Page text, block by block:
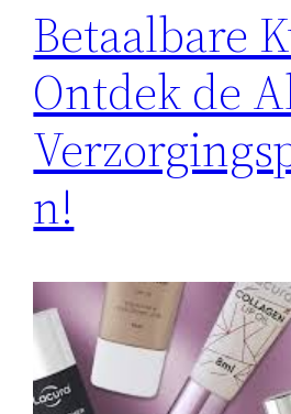
Betaalbare
Ontdek de
n!